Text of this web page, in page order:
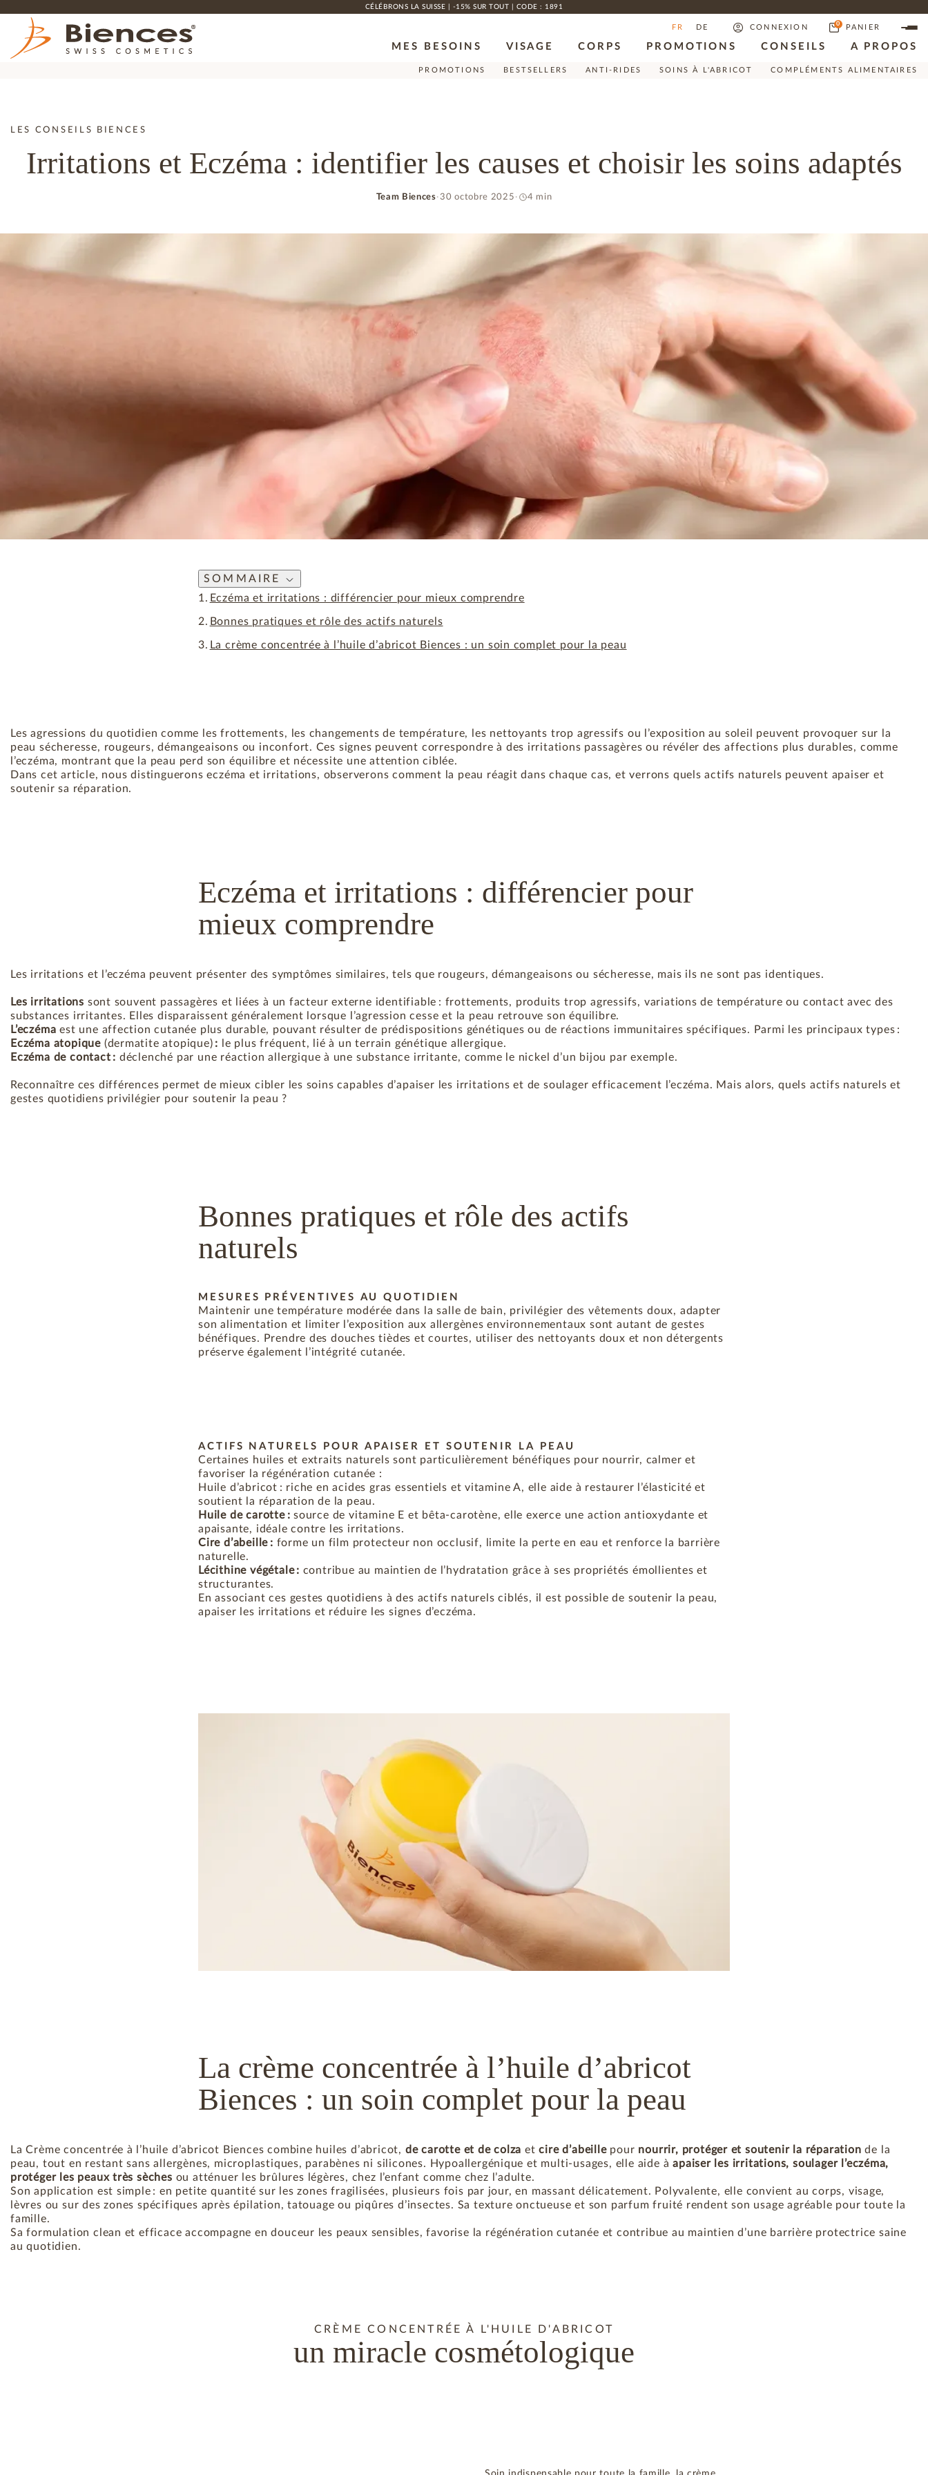
CÉLÉBRONS LA SUISSE | -15% SUR TOUT | CODE : 1891
FR DE CONNEXION 0 PANIER
MES BESOINS VISAGE CORPS PROMOTIONS CONSEILS A PROPOS
PROMOTIONS BESTSELLERS ANTI-RIDES SOINS À L'ABRICOT COMPLÉMENTS ALIMENTAIRES
LES CONSEILS BIENCES
Irritations et Eczéma : identifier les causes et choisir les soins adaptés
Team Biences 30 octobre 2025 4 min
SOMMAIRE
Eczéma et irritations : différencier pour mieux comprendre
Bonnes pratiques et rôle des actifs naturels
La crème concentrée à l’huile d’abricot Biences : un soin complet pour la peau
Les agressions du quotidien comme les frottements, les changements de température, les nettoyants trop agressifs ou l’exposition au soleil peuvent provoquer sur la
peau sécheresse, rougeurs, démangeaisons ou inconfort. Ces signes peuvent correspondre à des irritations passagères ou révéler des affections plus durables, comme
l’eczéma, montrant que la peau perd son équilibre et nécessite une attention ciblée.
Dans cet article, nous distinguerons eczéma et irritations, observerons comment la peau réagit dans chaque cas, et verrons quels actifs naturels peuvent apaiser et
soutenir sa réparation.
Eczéma et irritations : différencier pour
mieux comprendre
Les irritations et l’eczéma peuvent présenter des symptômes similaires, tels que rougeurs, démangeaisons ou sécheresse, mais ils ne sont pas identiques.
Les irritations sont souvent passagères et liées à un facteur externe identifiable : frottements, produits trop agressifs, variations de température ou contact avec des
substances irritantes. Elles disparaissent généralement lorsque l’agression cesse et la peau retrouve son équilibre.
L’eczéma est une affection cutanée plus durable, pouvant résulter de prédispositions génétiques ou de réactions immunitaires spécifiques. Parmi les principaux types :
Eczéma atopique (dermatite atopique) : le plus fréquent, lié à un terrain génétique allergique.
Eczéma de contact : déclenché par une réaction allergique à une substance irritante, comme le nickel d’un bijou par exemple.
Reconnaître ces différences permet de mieux cibler les soins capables d’apaiser les irritations et de soulager efficacement l’eczéma. Mais alors, quels actifs naturels et
gestes quotidiens privilégier pour soutenir la peau ?
Bonnes pratiques et rôle des actifs
naturels
MESURES PRÉVENTIVES AU QUOTIDIEN
Maintenir une température modérée dans la salle de bain, privilégier des vêtements doux, adapter
son alimentation et limiter l’exposition aux allergènes environnementaux sont autant de gestes
bénéfiques. Prendre des douches tièdes et courtes, utiliser des nettoyants doux et non détergents
préserve également l’intégrité cutanée.
ACTIFS NATURELS POUR APAISER ET SOUTENIR LA PEAU
Certaines huiles et extraits naturels sont particulièrement bénéfiques pour nourrir, calmer et
favoriser la régénération cutanée :
Huile d’abricot : riche en acides gras essentiels et vitamine A, elle aide à restaurer l’élasticité et
soutient la réparation de la peau.
Huile de carotte :source de vitamine E et bêta-carotène, elle exerce une action antioxydante et
apaisante, idéale contre les irritations.
Cire d’abeille : forme un film protecteur non occlusif, limite la perte en eau et renforce la barrière
naturelle.
Lécithine végétale : contribue au maintien de l’hydratation grâce à ses propriétés émollientes et
structurantes.
En associant ces gestes quotidiens à des actifs naturels ciblés, il est possible de soutenir la peau,
apaiser les irritations et réduire les signes d’eczéma.
La crème concentrée à l’huile d’abricot
Biences : un soin complet pour la peau
La Crème concentrée à l’huile d’abricot Biences combine huiles d’abricot, de carotte et de colza et cire d’abeillepour nourrir, protéger et soutenir la réparation de la
peau, tout en restant sans allergènes, microplastiques, parabènes ni silicones. Hypoallergénique et multi-usages, elle aide àapaiser les irritations, soulager l’eczéma,
protéger les peaux très sèches ou atténuer les brûlures légères, chez l’enfant comme chez l’adulte.
Son application est simple : en petite quantité sur les zones fragilisées, plusieurs fois par jour, en massant délicatement. Polyvalente, elle convient au corps, visage,
lèvres ou sur des zones spécifiques après épilation, tatouage ou piqûres d’insectes. Sa texture onctueuse et son parfum fruité rendent son usage agréable pour toute la
famille.
Sa formulation clean et efficace accompagne en douceur les peaux sensibles, favorise la régénération cutanée et contribue au maintien d’une barrière protectrice saine
au quotidien.
CRÈME CONCENTRÉE À L'HUILE D'ABRICOT
un miracle cosmétologique